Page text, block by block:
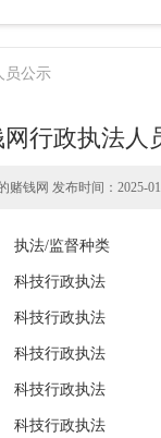
员公示
行政执法人
钱网 发布时间：2025-
执法/监督种类
科技行政执法
科技行政执法
科技行政执法
科技行政执法
科技行政执法